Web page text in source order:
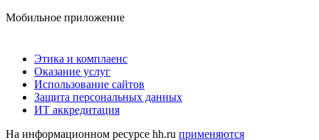
Мобильное приложение
Этика и комплаенс
Оказание услуг
Использование сайтов
Защита персональных данных
ИТ аккредитация
На информационном ресурсе hh.ru применяются